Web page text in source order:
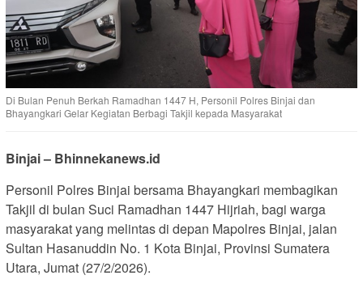
Di Bulan Penuh Berkah Ramadhan 1447 H, Personil Polres Binjai dan
Bhayangkari Gelar Kegiatan Berbagi Takjil kepada Masyarakat
Binjai – Bhinnekanews.id
Personil Polres Binjai bersama Bhayangkari membagikan
Takjil di bulan Suci Ramadhan 1447 Hijriah, bagi warga
masyarakat yang melintas di depan Mapolres Binjai, jalan
Sultan Hasanuddin No. 1 Kota Binjai, Provinsi Sumatera
Utara, Jumat (27/2/2026).